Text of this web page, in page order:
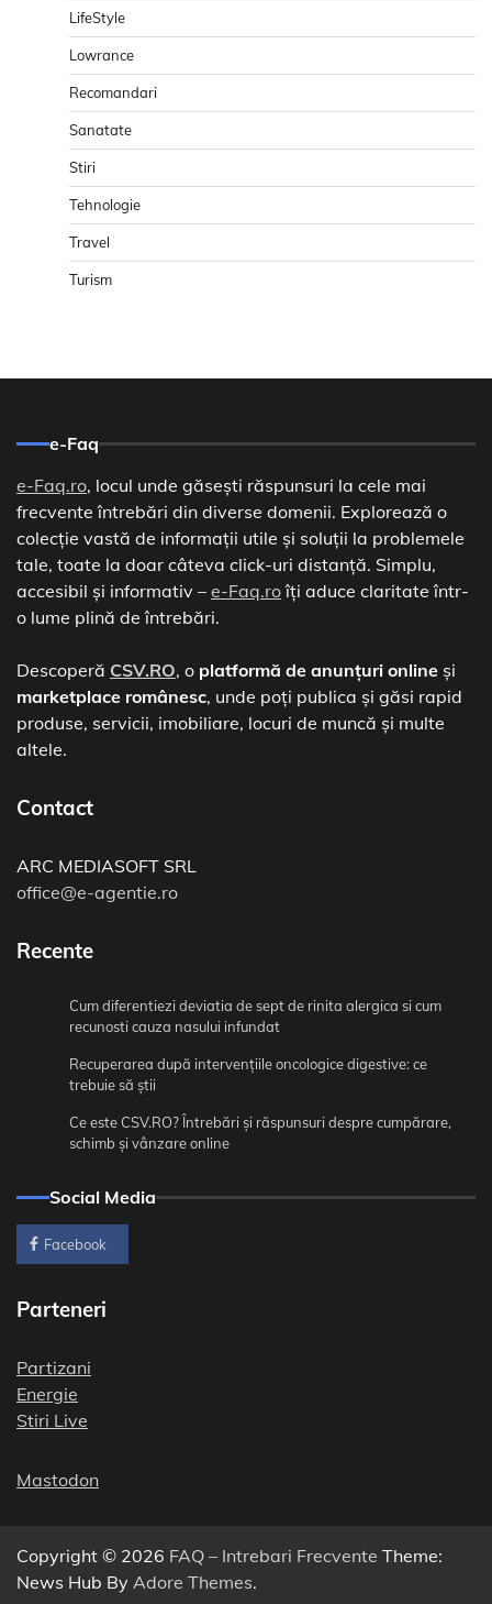
LifeStyle
Lowrance
Recomandari
Sanatate
Stiri
Tehnologie
Travel
Turism
e-Faq
e-Faq.ro, locul unde găsești răspunsuri la cele mai
frecvente întrebări din diverse domenii. Explorează o
colecție vastă de informații utile și soluții la problemele
tale, toate la doar câteva click-uri distanță. Simplu,
accesibil și informativ – e-Faq.roîți aduce claritate într-
o lume plină de întrebări.
Descoperă CSV.RO, o platformă de anunțuri online și
marketplace românesc, unde poți publica și găsi rapid
produse, servicii, imobiliare, locuri de muncă și multe
altele.
Contact
ARC MEDIASOFT SRL
office@e-agentie.ro
Recente
Cum diferentiezi deviatia de sept de rinita alergica si cum
recunosti cauza nasului infundat
Recuperarea după intervențiile oncologice digestive: ce
trebuie să știi
Ce este CSV.RO? Întrebări și răspunsuri despre cumpărare,
schimb și vânzare online
Social Media
Facebook
Parteneri
Partizani
Energie
Stiri Live
Mastodon
Copyright © 2026 FAQ – Intrebari Frecvente Theme:
News Hub By Adore Themes.